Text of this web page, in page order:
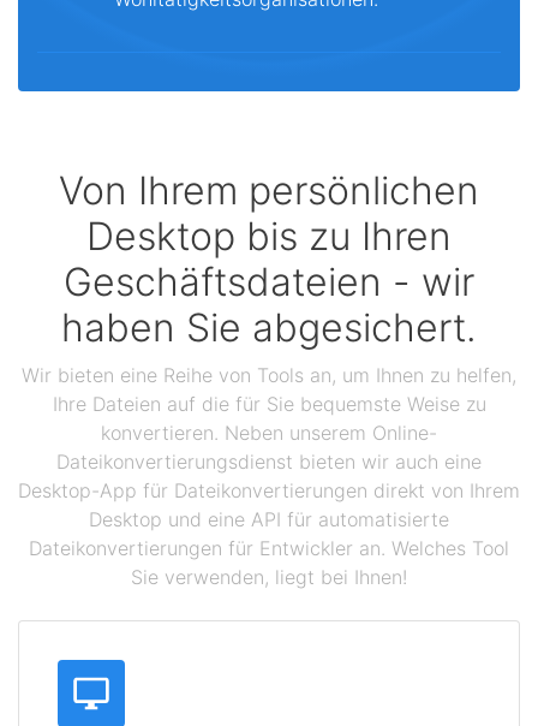
Von Ihrem persönlichen
Desktop bis zu Ihren
Geschäftsdateien - wir
haben Sie abgesichert.
Wir bieten eine Reihe von Tools an, um Ihnen zu helfen,
Ihre Dateien auf die für Sie bequemste Weise zu
konvertieren. Neben unserem Online-
Dateikonvertierungsdienst bieten wir auch eine
Desktop-App für Dateikonvertierungen direkt von Ihrem
Desktop und eine API für automatisierte
Dateikonvertierungen für Entwickler an. Welches Tool
Sie verwenden, liegt bei Ihnen!